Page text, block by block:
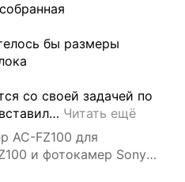
бы размеры
со своей задачей по
… Читать ещё
AC-FZ100 для
и фотокамер Sony
ILCE-9